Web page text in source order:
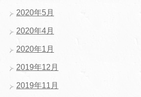
2020年5月
2020年4月
2020年1月
2019年12月
2019年11月